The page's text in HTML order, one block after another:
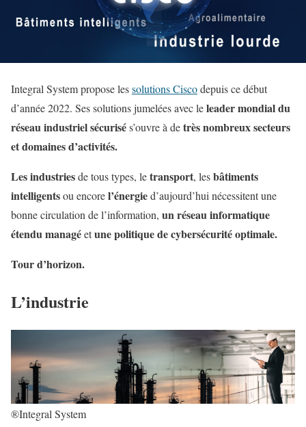
Integral System proposelessolutions Ciscodepuis ce début
d’année 2022. Ses solutions jumelées avec leleader mondial du
réseau industriel sécurisés’ouvre à detrès nombreux secteurs
et domaines d’activités.
Les industriesde tous types, letransport, lesbâtiments
intelligentsou encorel’énergied’aujourd’hui nécessitent une
bonne circulation de l’information, un réseau informatique
étendu managéetune politique de cybersécurité optimale.
Tour d’horizon.
L’industrie
®Integral System